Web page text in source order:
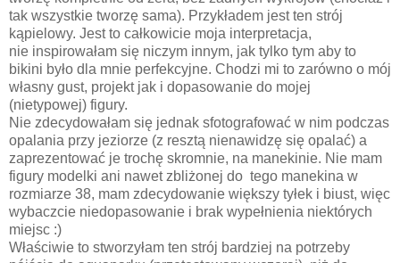
tak wszystkie tworzę sama). Przykładem jest ten strój
kąpielowy. Jest to całkowicie moja interpretacja,
nie inspirowałam się niczym innym, jak tylko tym aby to
bikini było dla mnie perfekcyjne. Chodzi mi to zarówno o mój
własny gust, projekt jak i dopasowanie do mojej
(nietypowej) figury.
Nie zdecydowałam się jednak sfotografować w nim podczas
opalania przy jeziorze (z resztą nienawidzę się opalać) a
zaprezentować je trochę skromnie, na manekinie. Nie mam
figury modelki ani nawet zbliżonej do tego manekina w
rozmiarze 38, mam zdecydowanie większy tyłek i biust, więc
wybaczcie niedopasowanie i brak wypełnienia niektórych
miejsc :)
Właściwie to stworzyłam ten strój bardziej na potrzeby